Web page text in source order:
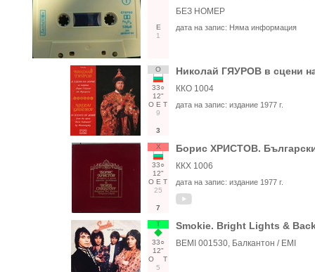
Е
1
БЕЗ НОМЕР
дата на запис: Няма информация
О
33○
12"
О Е Т
9
3
Николай ГЯУРОВ в сцени
ККО 1004
дата на запис: издание 1977 г.
Х
33○
12"
О Е Т
25
7
Борис ХРИСТОВ.
ККХ 1006
дата на запис: издание 1977 г.
Т
33○
12"
О
Т
5
Smokie. Bright Lights &
BEMI 001530, Балкантон / EMI